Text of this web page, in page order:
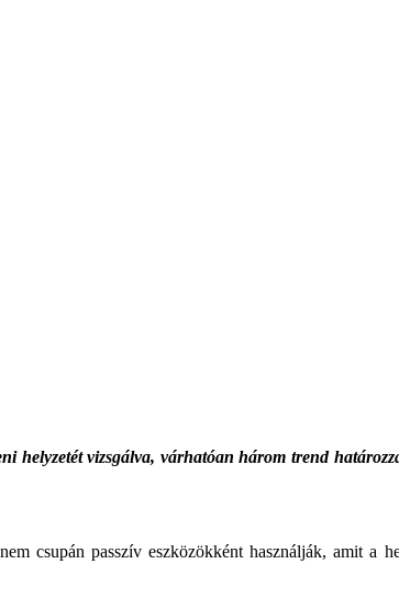
helyzetét vizs­gálva, várhatóan három trend
csupán passzív eszközökként használ­ják, amit a